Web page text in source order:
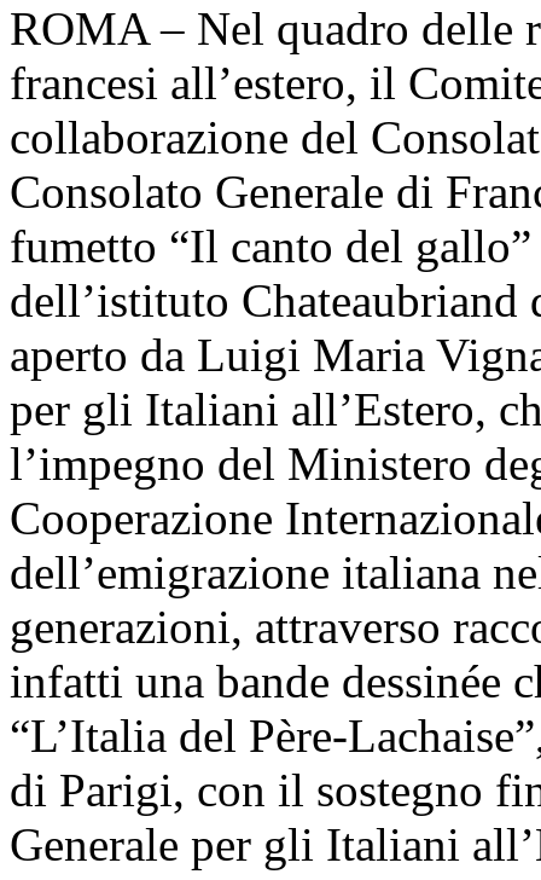
ROMA – Nel quadro delle
francesi all’estero, il
collaborazione del
Consolato Generale di
fumetto “Il canto del
dell’istituto Chateaubriand
aperto da Luigi Maria
per gli Italiani all’Estero,
l’impegno del Ministero
Cooperazione
dell’emigrazione italiana
generazioni, attraverso
infatti una bande dessinée
“L’Italia del Père-
di Parigi, con il sostegno
Generale per gli Italiani